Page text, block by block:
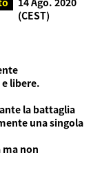
(CEST)
libere.
la battaglia
una singola
non